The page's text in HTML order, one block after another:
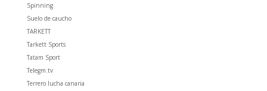
Spinning
Suelo de caucho
TARKETT
Tarkett Sports
Tatam Sport
Telegm.tv
Terrero lucha canaria